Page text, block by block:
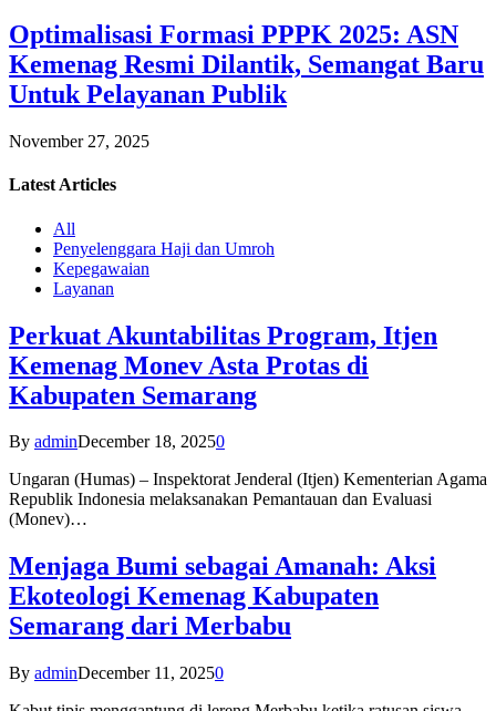
Optimalisasi Formasi PPPK 2025: ASN
Kemenag Resmi Dilantik, Semangat Baru
Untuk Pelayanan Publik
November 27, 2025
Latest Articles
All
Penyelenggara Haji dan Umroh
Kepegawaian
Layanan
Perkuat Akuntabilitas Program, Itjen
Kemenag Monev Asta Protas di
Kabupaten Semarang
By adminDecember 18, 20250
Ungaran (Humas) – Inspektorat Jenderal (Itjen) Kementerian Agama
Republik Indonesia melaksanakan Pemantauan dan Evaluasi
(Monev)…
Menjaga Bumi sebagai Amanah: Aksi
Ekoteologi Kemenag Kabupaten
Semarang dari Merbabu
By adminDecember 11, 20250